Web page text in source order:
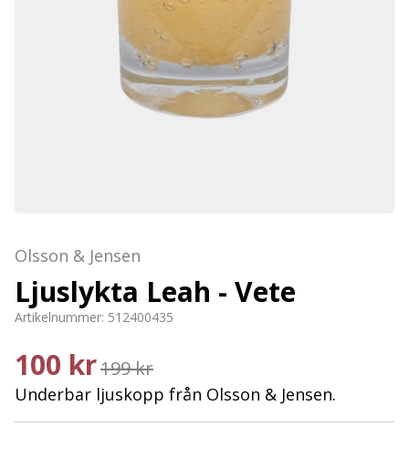
Olsson & Jensen
Ljuslykta Leah - Vete
Artikelnummer: 512400435
100 kr199 kr
Underbar ljuskopp från Olsson & Jensen.